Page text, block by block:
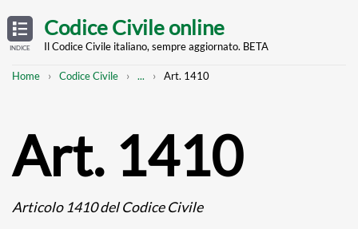
TABLE
OF
CONTENTS
INDICE
main
Codice Civile online
Il Codice Civile italiano, sempre aggiornato. BETA
Breadcrumb
Home Codice Civile
Mostra
... Art. 1410
Art. 1410
Articolo 1410 del Codice Civile